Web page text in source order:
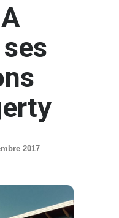
2017